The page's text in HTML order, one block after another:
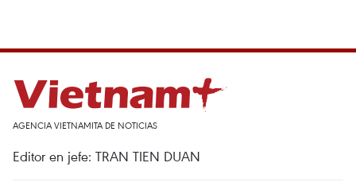
AGENCIA VIETNAMITA DE NOTICIAS
Editor en jefe: TRAN TIEN DUAN